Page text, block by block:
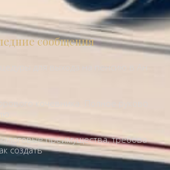
сообщения
преимущества, требова
создать